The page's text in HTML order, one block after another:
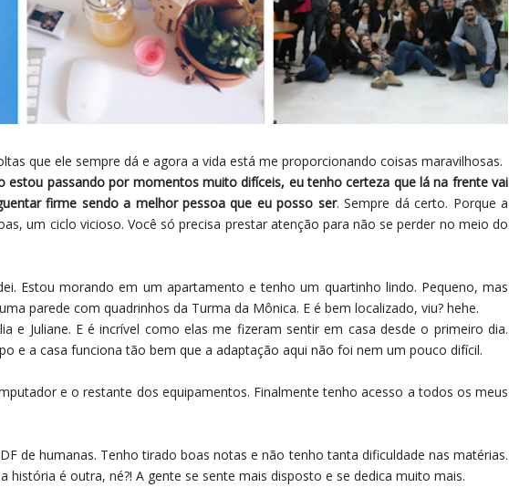
que ele sempre dá e agora a vida está me proporcionando coisas maravilhosas.
estou passando por momentos muito difíceis, eu tenho certeza que lá na frente vai
firme sendo a melhor pessoa que eu posso ser. Sempre dá certo. Porque a
um ciclo vicioso. Você só precisa prestar atenção para não se perder no meio do
Estou morando em um apartamento e tenho um quartinho lindo. Pequeno, mas
parede com quadrinhos da Turma da Mônica. E é bem localizado, viu? hehe.
e Juliane. E é incrível como elas me fizeram sentir em casa desde o primeiro dia.
e a casa funciona tão bem que a adaptação aqui não foi nem um pouco difícil.
e o restante dos equipamentos. Finalmente tenho acesso a todos os meus
de humanas. Tenho tirado boas notas e não tenho tanta dificuldade nas matérias.
história é outra, né?! A gente se sente mais disposto e se dedica muito mais.